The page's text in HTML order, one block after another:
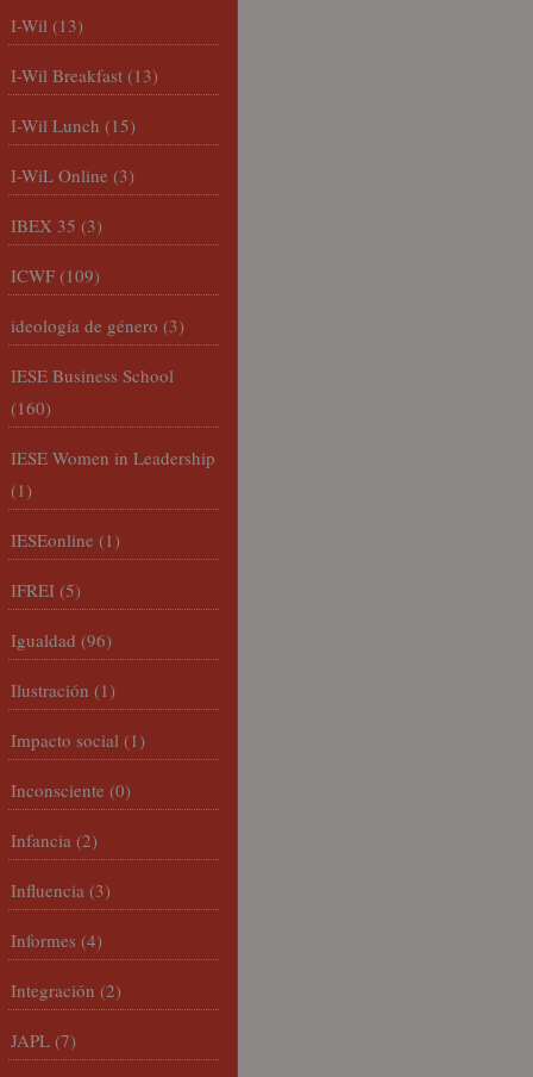
I-Wil (13)
I-Wil Breakfast (13)
I-Wil Lunch (15)
I-WiL Online (3)
IBEX 35 (3)
ICWF (109)
ideología de género (3)
IESE Business School
(160)
IESE Women in Leadership
(1)
IESEonline (1)
IFREI (5)
Igualdad (96)
Ilustración (1)
Impacto social (1)
Inconsciente (0)
Infancia (2)
Influencia (3)
Informes (4)
Integración (2)
JAPL (7)